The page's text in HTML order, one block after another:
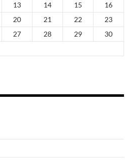
13 14 15
16
20 21 22
23
27 28 29
30